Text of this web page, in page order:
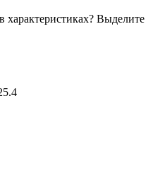
Выделите